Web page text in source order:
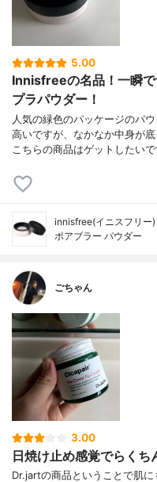
5.00
Innisfreeの名品！一瞬
プラパウダー！
人気の緑色のパッケージのパ
高いですが、なかなか中身が
こちらの商品はゲットしたい
innisfree(イニスフリー)
ポアブラー パウダー
ごちゃん
3.00
日焼け止め感覚でらく
Dr.jartの商品ということで肌